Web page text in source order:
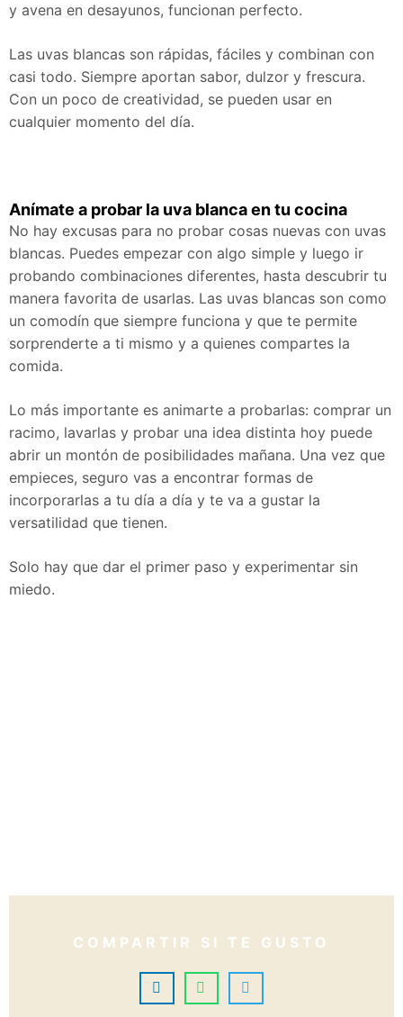
y avena en desayunos, funcionan perfecto.
Las uvas blancas son rápidas, fáciles y combinan con
casi todo. Siempre aportan sabor, dulzor y frescura.
Con un poco de creatividad, se pueden usar en
cualquier momento del día.
Anímate a probar la uva blanca en tu cocina
No hay excusas para no probar cosas nuevas con uvas
blancas. Puedes empezar con algo simple y luego ir
probando combinaciones diferentes, hasta descubrir tu
manera favorita de usarlas. Las uvas blancas son como
un comodín que siempre funciona y que te permite
sorprenderte a ti mismo y a quienes compartes la
comida.
Lo más importante es animarte a probarlas: comprar un
racimo, lavarlas y probar una idea distinta hoy puede
abrir un montón de posibilidades mañana. Una vez que
empieces, seguro vas a encontrar formas de
incorporarlas a tu día a día y te va a gustar la
versatilidad que tienen.
Solo hay que dar el primer paso y experimentar sin
miedo.
COMPARTIR SI TE GUSTO